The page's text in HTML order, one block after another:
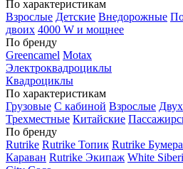
По характеристикам
Взрослые Детские Внедорожные
двоих 4000 W и мощнее
По бренду
Greencamel Motax
Электроквадроциклы
Квадроциклы
По характеристикам
Грузовые С кабиной Взрослые
Трехместные Китайские
По бренду
Rutrike Rutrike Топик Rutrike
Караван Rutrike Экипаж White